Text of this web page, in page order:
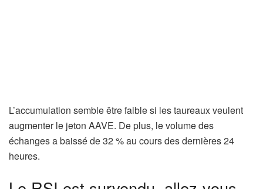
L’accumulation semble être faible si les taureaux veulent
augmenter le jeton AAVE. De plus, le volume des
échanges a baissé de 32 % au cours des dernières 24
heures.